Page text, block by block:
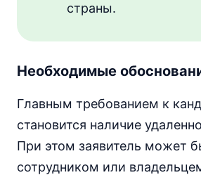
страны.
Необходимые
Главным требованием к
становится наличие
При этом заявитель может
сотрудником или